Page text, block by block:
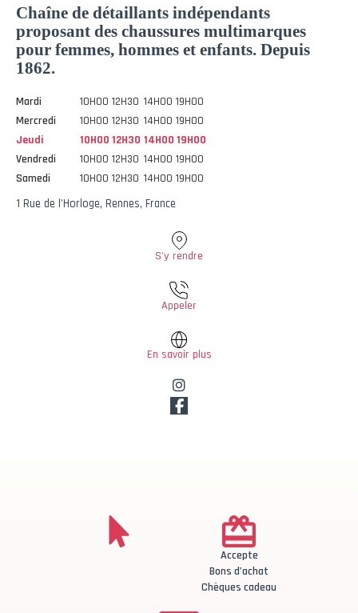
Chaîne de détaillants indépendants
proposant des chaussures multimarques
pour femmes, hommes et enfants. Depuis
1862.
Mardi 10H00 12H30 14H00 19H00
Mercredi
10H00 12H30 14H00 19H00
Jeudi
10H00 12H30 14H00 19H00
Vendredi
10H00 12H30 14H00 19H00
Samedi
10H00 12H30 14H00 19H00
1 Rue de l'Horloge, Rennes, France
S'y rendre
Appeler
En savoir plus
Accepte
Bons d’achat
Chèques cadeau